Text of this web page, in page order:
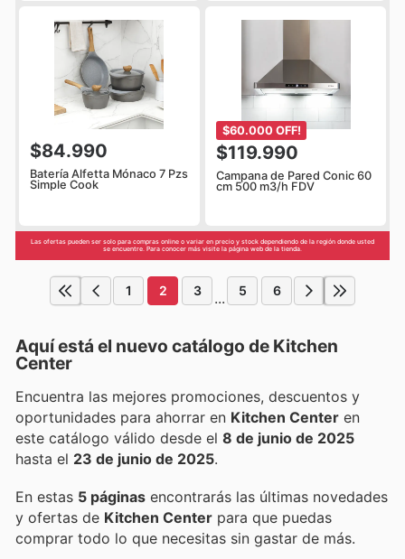
$84.990
Batería Alfetta Mónaco 7 Pzs
Simple Cook
$60.000 OFF!
$119.990
Campana de Pared Conic 60
cm 500 m3/h FDV
Las ofertas pueden ser solo para compras online o variar en precio y stock dependiendo de la región donde usted
se encuentre. Para conocer más visite la página web de la tienda.
1 2 3 ... 5 6
Aquí está el nuevo catálogo de Kitchen
Center
Encuentra las mejores promociones, descuentos y
oportunidades para ahorrar en Kitchen Center en
este catálogo válido desde el 8 de junio de 2025
hasta el 23 de junio de 2025.
En estas 5 páginas encontrarás las últimas novedades
y ofertas de Kitchen Center para que puedas
comprar todo lo que necesitas sin gastar de más.